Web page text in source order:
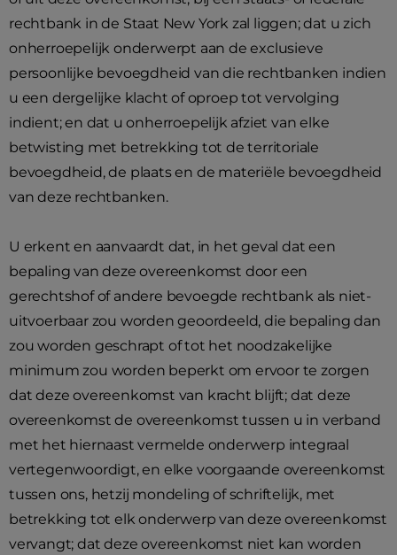
rechtbank in de Staat New York zal liggen; dat u zich
onherroepelijk onderwerpt aan de exclusieve
persoonlijke bevoegdheid van die rechtbanken indien
u een dergelijke klacht of oproep tot vervolging
indient; en dat u onherroepelijk afziet van elke
betwisting met betrekking tot de territoriale
bevoegdheid, de plaats en de materiële bevoegdheid
van deze rechtbanken.
U erkent en aanvaardt dat, in het geval dat een
bepaling van deze overeenkomst door een
gerechtshof of andere bevoegde rechtbank als niet-
uitvoerbaar zou worden geoordeeld, die bepaling dan
zou worden geschrapt of tot het noodzakelijke
minimum zou worden beperkt om ervoor te zorgen
dat deze overeenkomst van kracht blijft; dat deze
overeenkomst de overeenkomst tussen u in verband
met het hiernaast vermelde onderwerp integraal
vertegenwoordigt, en elke voorgaande overeenkomst
tussen ons, hetzij mondeling of schriftelijk, met
betrekking tot elk onderwerp van deze overeenkomst
vervangt; dat deze overeenkomst niet kan worden